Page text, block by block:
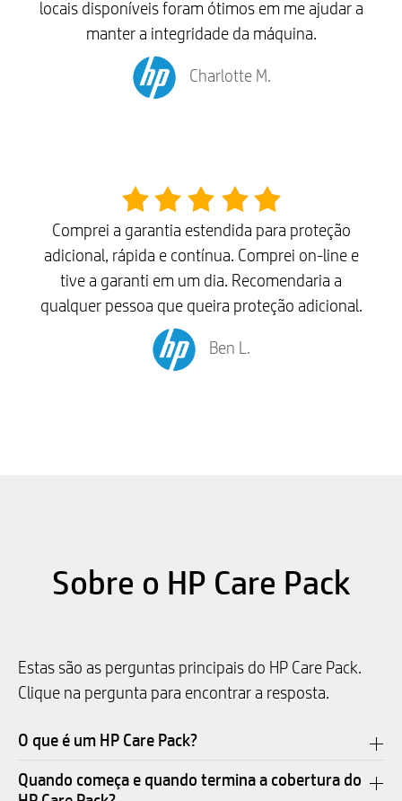
locais disponíveis foram ótimos em me ajudar a
manter a integridade da máquina.
Charlotte M.
Comprei a garantia estendida para proteção
adicional, rápida e contínua. Comprei on-line e
tive a garanti em um dia. Recomendaria a
qualquer pessoa que queira proteção adicional.
Ben L.
Sobre o HP Care Pack
Estas são as perguntas principais do HP Care Pack.
Clique na pergunta para encontrar a resposta.
O que é um HP Care Pack?
Quando começa e quando termina a cobertura do